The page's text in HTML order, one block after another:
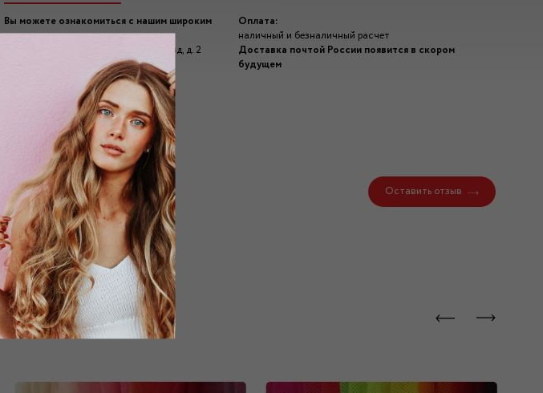
Вы можете ознакомиться с нашим широким
ассортиментом по адресу:
г. Москва, 2-ой Автозаводский проезд, д. 2
пн-пт: 10.00 - 20.00
сб/вс: 10.00 - 19.00/18.00
Оплата:
наличный и безналичный расчет
Доставка почтой России появится в скором
будущем
Оставить отзыв